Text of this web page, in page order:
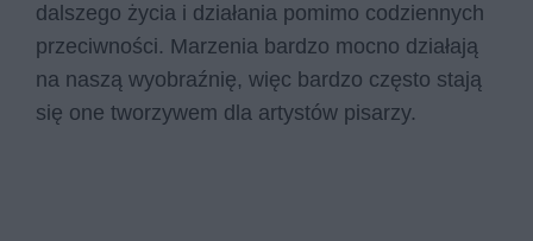
dalszego życia i działania pomimo codziennych
przeciwności. Marzenia bardzo mocno działają
na naszą wyobraźnię, więc bardzo często stają
się one tworzywem dla artystów pisarzy.